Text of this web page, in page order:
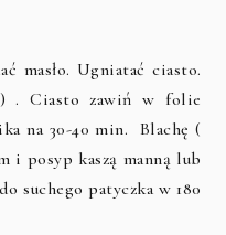
masło. Ugniatać ciasto.
. Ciasto zawiń w folie
na 30-40 min. Blachę (
i posyp kaszą manną lub
suchego patyczka w 180